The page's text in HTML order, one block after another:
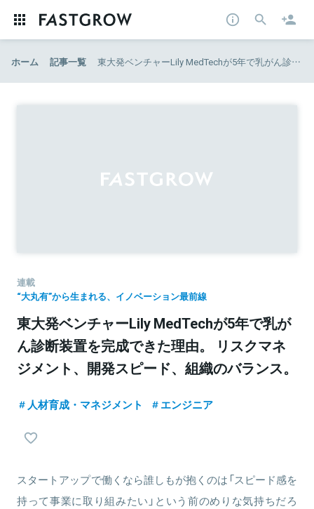
ホーム 記事一覧 東大発ベンチャーLily MedTechが5年で乳がん診断装置を完成できた理由。 リスクマネジメント、開発スピード、組織のバランス。
連載
“大丸有”から生まれる、イノベーション最前線
東大発ベンチャーLily MedTechが5年で乳が
ん診断装置を完成できた理由。 リスクマネ
ジメント、開発スピード、組織のバランス。
人材育成・マネジメント エンジニア
スタートアップで働くなら誰しもが抱くのは「スピード感を
持って事業に取り組みたい」という前のめりな気持ちだろ